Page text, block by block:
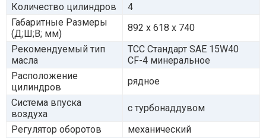
Количество цилиндров
4
Габаритные Размеры
(Д;Ш;В; мм)
892 х 618 х 740
Рекомендуемый тип
масла
ТСС Стандарт SAE 15W40
CF-4 минеральное
Расположение
цилиндров
рядное
Система впуска
воздуха
с турбонаддувом
Регулятор оборотов
механический